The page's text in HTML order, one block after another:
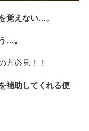
覚えない…。
…。
方必見！！
補助してくれる便